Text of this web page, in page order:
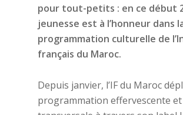
pour tout-petits : en ce début
jeunesse est à l’honneur dans
programmation culturelle de
français du Maroc.
Depuis janvier, l’IF du Maroc
programmation effervescente et